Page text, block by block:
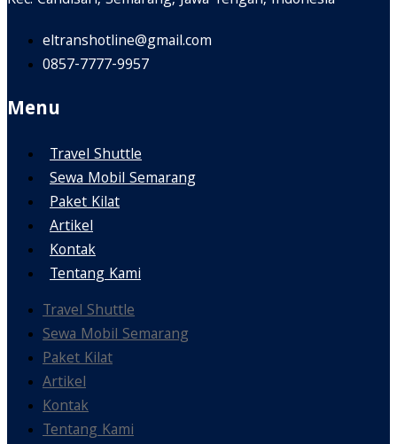
eltranshotline@gmail.com
0857-7777-9957
Menu
Travel Shuttle
Sewa Mobil Semarang
Paket Kilat
Artikel
Kontak
Tentang Kami
Travel Shuttle
Sewa Mobil Semarang
Paket Kilat
Artikel
Kontak
Tentang Kami